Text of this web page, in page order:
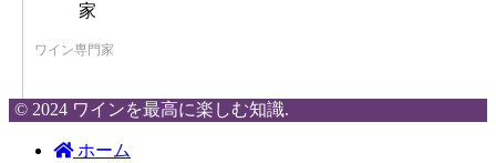
ワイン専門家
© 2024 ワインを最高に楽しむ知識.
ホーム